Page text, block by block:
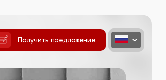
Получить предложение